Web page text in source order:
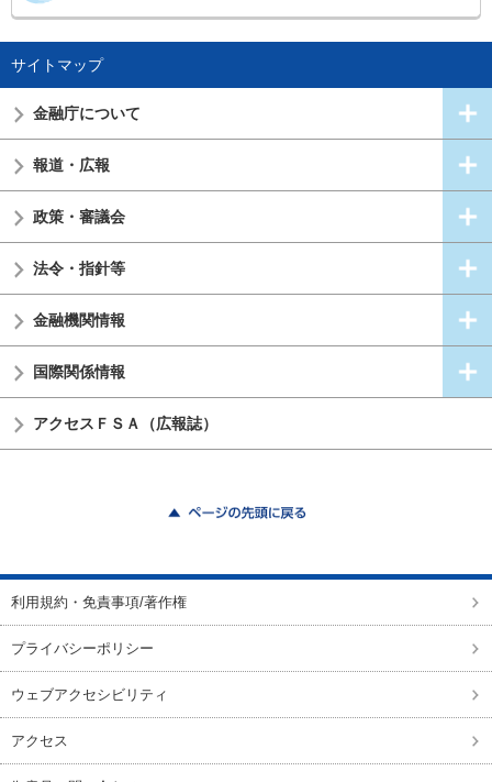
サイトマップ
金融庁について
報道・広報
政策・審議会
法令・指針等
金融機関情報
国際関係情報
アクセスＦＳＡ（広報誌）
利用規約・免責事項/著作権
プライバシーポリシー
ウェブアクセシビリティ
アクセス